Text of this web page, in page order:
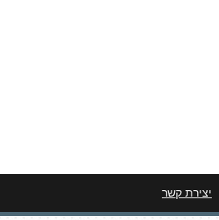
יצירת קשר